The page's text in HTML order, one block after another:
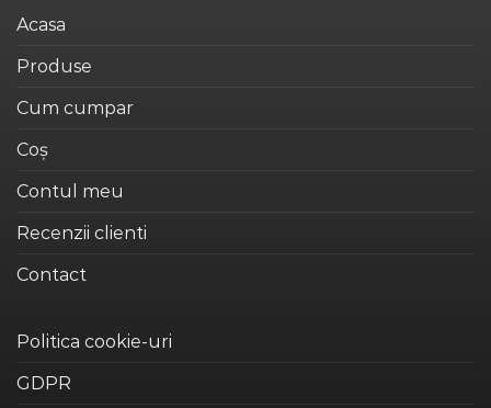
Acasa
Produse
Cum cumpar
Coș
Contul meu
Recenzii clienti
Contact
Politica cookie-uri
GDPR